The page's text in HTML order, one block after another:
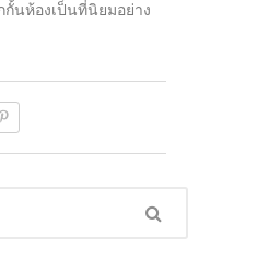
นห้องเป็นที่นิยมอย่าง